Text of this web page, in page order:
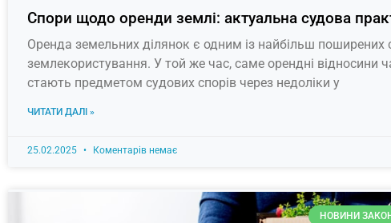
Спори щодо оренди землі: актуальна судова
Оренда земельних ділянок є одним із найбільш поширених
землекористування. У той же час, саме орендні відносини
стають предметом судових спорів через недоліки у
ЧИТАТИ ДАЛІ »
25.02.2025 Коментарів немає
НОВИНИ